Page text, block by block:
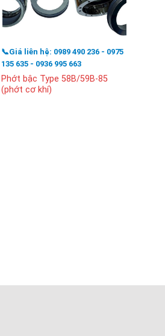
📞Giá liên hệ: 0989 490 236 - 0975
135 635 - 0936 995 663
Phớt bậc Type 58B/59B-85
(phớt cơ khí)